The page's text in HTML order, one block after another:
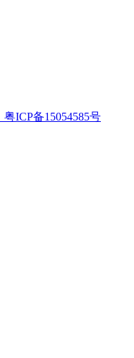
ICP备15054585号